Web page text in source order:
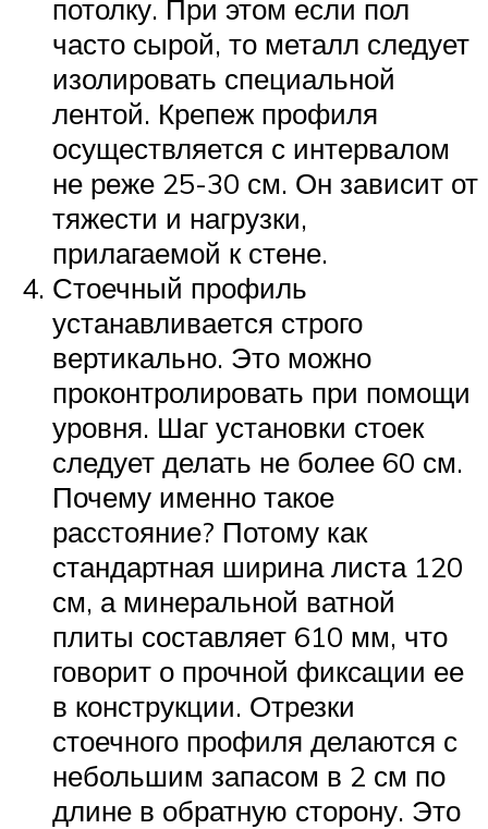
потолку. При этом если пол
часто сырой, то металл следует
изолировать специальной
лентой. Крепеж профиля
осуществляется с интервалом
не реже 25-30 см. Он зависит от
тяжести и нагрузки,
прилагаемой к стене.
Стоечный профиль
устанавливается строго
вертикально. Это можно
проконтролировать при помощи
уровня. Шаг установки стоек
следует делать не более 60 см.
Почему именно такое
расстояние? Потому как
стандартная ширина листа 120
см, а минеральной ватной
плиты составляет 610 мм, что
говорит о прочной фиксации ее
в конструкции. Отрезки
стоечного профиля делаются с
небольшим запасом в 2 см по
длине в обратную сторону. Это